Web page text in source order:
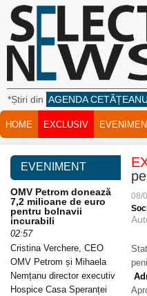
*Știri din AGENDA
HOME EXCLUSIV
08/
EVENIMENT
OMV Petrom donează
7,2 milioane de euro
pentru bolnavii
incurabili
02:57
Cristina Verchere, CEO
OMV Petrom și Mihaela
Nemțanu director executiv
Hospice Casa Speranței